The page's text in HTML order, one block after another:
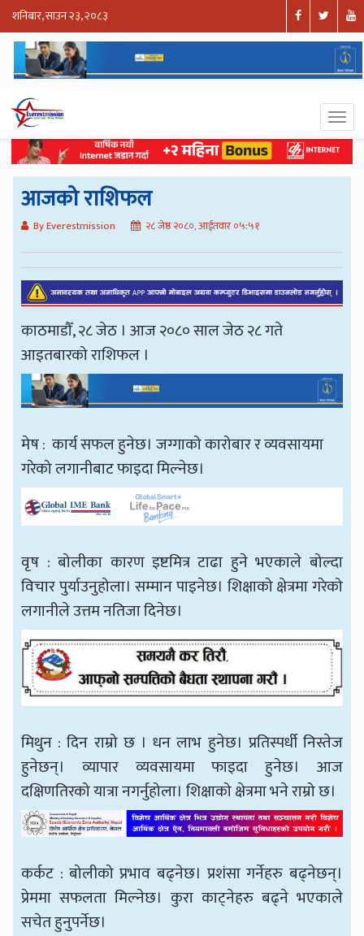
शनिबार, साउन २३, २०८३
आजको राशिफल
By Everestmission २८ जेष्ठ २०८०, आईतवार ०५:५१
काठमाडौँ, २८ जेठ । आज २०८० साल जेठ २८ गते
आइतबारको राशिफल ।
मेष : कार्य सफल हुनेछ। जग्गाको कारोबार र व्यवसायमा
गरेको लगानीबाट फाइदा मिल्नेछ।
वृष : बोलीका कारण इष्टमित्र टाढा हुने भएकाले बोल्दा
विचार पुर्याउनुहोला। सम्मान पाइनेछ। शिक्षाको क्षेत्रमा गरेको
लगानीले उत्तम नतिजा दिनेछ।
मिथुन : दिन राम्रो छ । धन लाभ हुनेछ। प्रतिस्पर्धी निस्तेज
हुनेछन्। व्यापार व्यवसायमा फाइदा हुनेछ। आज
दक्षिणतिरको यात्रा नगर्नुहोला। शिक्षाको क्षेत्रमा भने राम्रो छ।
कर्कट : बोलीको प्रभाव बढ्नेछ। प्रशंसा गर्नेहरु बढ्नेछन्।
प्रेममा सफलता मिल्नेछ। कुरा काट्नेहरु बढ्ने भएकाले
सचेत हुनुपर्नेछ।